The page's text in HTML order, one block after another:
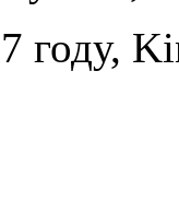
году,